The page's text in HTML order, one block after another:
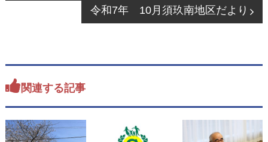
ョ
ン
令和7年 10月須玖南地区だより
関連する記事